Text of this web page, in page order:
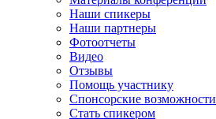
Наши спикеры
Наши партнеры
Фотоотчеты
Видео
Отзывы
Помощь участнику
Спонсорские возможности
Стать спикером